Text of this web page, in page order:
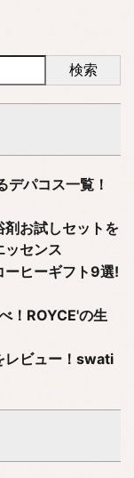
検索
デパコス一覧！
剤お試しセットを
ッセンス
ーヒーギフト9選!
！ROYCE'の生
レビュー！swati